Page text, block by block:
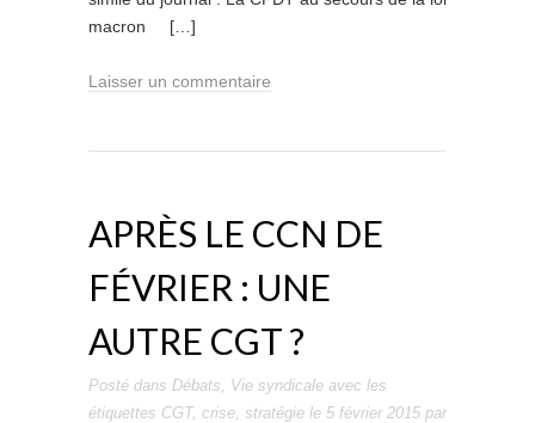
macron […]
Laisser un commentaire
APRÈS LE CCN DE
FÉVRIER : UNE
AUTRE CGT ?
Posté dans Débats, Vie syndicale avec les
étiquettes CGT, crise, stratégie le 5 février 2015 par